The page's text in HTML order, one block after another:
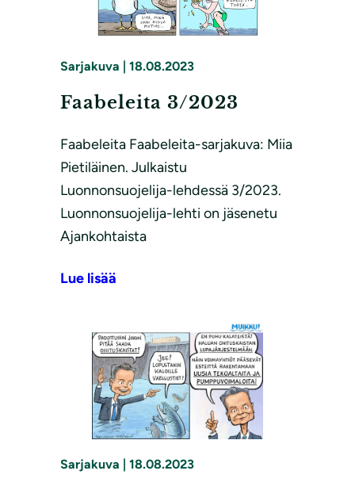
Sarjakuva 18.08.2023
Faabeleita 3/2023
Faabeleita Faabeleita-sarjakuva: Miia
Pietiläinen. Julkaistu
Luonnonsuojelija-lehdessä 3/2023.
Luonnonsuojelija-lehti on jäsenetu
Ajankohtaista
Lue lisää
Sarjakuva | 18.08.2023